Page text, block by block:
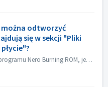
można odtworzyć
się w sekcji "Pliki
Po nagraniu płyty za pomocą programu Nero Burning ROM, jeśli płyty audio CD nie można odtworzyć za pomocą odtwarzacza CD, otwórz płytę w Eksploratorze Windo...